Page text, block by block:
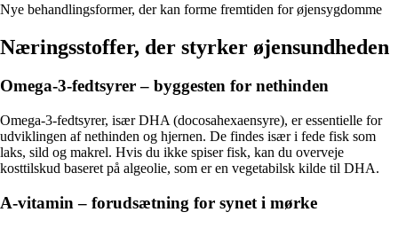
Nye behandlingsformer, der kan forme fremtiden for øjensygdomme
Næringsstoffer, der styrker øjensundheden
Omega-3-fedtsyrer – byggesten for nethinden
Omega-3-fedtsyrer, især DHA (docosahexaensyre), er essentielle for
udviklingen af nethinden og hjernen. De findes især i fede fisk som
laks, sild og makrel. Hvis du ikke spiser fisk, kan du overveje
kosttilskud baseret på algeolie, som er en vegetabilsk kilde til DHA.
A-vitamin – forudsætning for synet i mørke